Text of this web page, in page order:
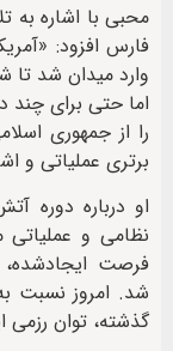
محبی با اشاره به
فارس افزود:
وارد میدان شد تا
اما حتی برای چند
را از جمهوری
برتری عملیاتی و
او درباره دوره
نظامی و عملیاتی
فرصت
شد. امروز نسبت
گذشته، توان